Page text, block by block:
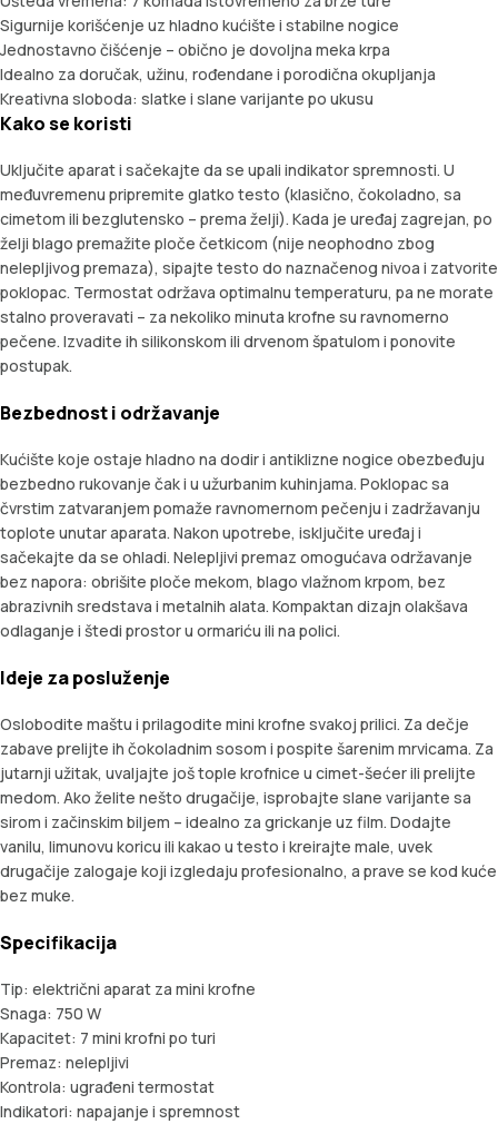
Sigurnije korišćenje uz hladno kućište i stabilne nogice
Jednostavno čišćenje – obično je dovoljna meka krpa
Idealno za doručak, užinu, rođendane i porodična okupljanja
Kreativna sloboda: slatke i slane varijante po ukusu
Kako se koristi
Uključite aparat i sačekajte da se upali indikator spremnosti. U
međuvremenu pripremite glatko testo (klasično, čokoladno, sa
cimetom ili bezglutensko – prema želji). Kada je uređaj zagrejan, po
želji blago premažite ploče četkicom (nije neophodno zbog
nelepljivog premaza), sipajte testo do naznačenog nivoa i zatvorite
poklopac. Termostat održava optimalnu temperaturu, pa ne morate
stalno proveravati – za nekoliko minuta krofne su ravnomerno
pečene. Izvadite ih silikonskom ili drvenom špatulom i ponovite
postupak.
Bezbednost i održavanje
Kućište koje ostaje hladno na dodir i antiklizne nogice obezbeđuju
bezbedno rukovanje čak i u užurbanim kuhinjama. Poklopac sa
čvrstim zatvaranjem pomaže ravnomernom pečenju i zadržavanju
toplote unutar aparata. Nakon upotrebe, isključite uređaj i
sačekajte da se ohladi. Nelepljivi premaz omogućava održavanje
bez napora: obrišite ploče mekom, blago vlažnom krpom, bez
abrazivnih sredstava i metalnih alata. Kompaktan dizajn olakšava
odlaganje i štedi prostor u ormariću ili na polici.
Ideje za posluženje
Oslobodite maštu i prilagodite mini krofne svakoj prilici. Za dečje
zabave prelijte ih čokoladnim sosom i pospite šarenim mrvicama. Za
jutarnji užitak, uvaljajte još tople krofnice u cimet-šećer ili prelijte
medom. Ako želite nešto drugačije, isprobajte slane varijante sa
sirom i začinskim biljem – idealno za grickanje uz film. Dodajte
vanilu, limunovu koricu ili kakao u testo i kreirajte male, uvek
drugačije zalogaje koji izgledaju profesionalno, a prave se kod kuće
bez muke.
Specifikacija
Tip: električni aparat za mini krofne
Snaga: 750 W
Kapacitet: 7 mini krofni po turi
Premaz: nelepljivi
Kontrola: ugrađeni termostat
Indikatori: napajanje i spremnost